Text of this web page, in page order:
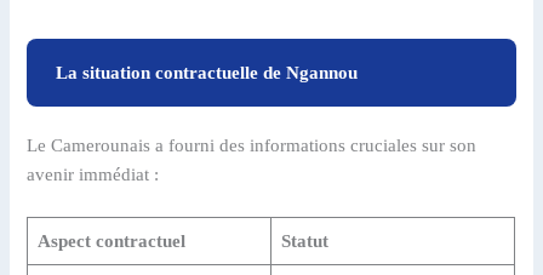
La situation contractuelle de Ngannou
Le Camerounais a fourni des informations cruciales sur son
avenir immédiat :
Aspect contractuel Statut